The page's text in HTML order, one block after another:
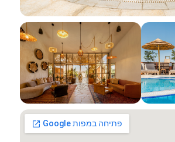
כל התמונות